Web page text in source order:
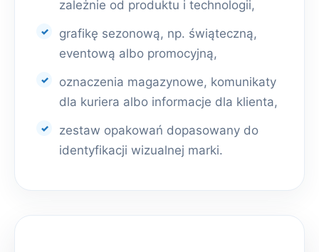
zależnie od produktu i technologii,
grafikę sezonową, np. świąteczną,
eventową albo promocyjną,
oznaczenia magazynowe, komunikaty
dla kuriera albo informacje dla klienta,
zestaw opakowań dopasowany do
identyfikacji wizualnej marki.